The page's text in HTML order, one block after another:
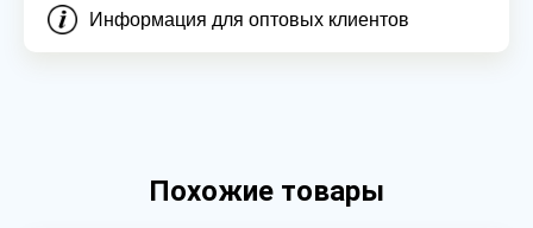
Информация для оптовых клиентов
Похожие товары